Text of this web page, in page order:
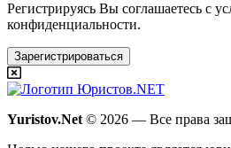
Регистрируясь Вы соглашаетесь с
конфиденциальности.
Зарегистрироваться
Yuristov.Net © 2026 — Все права